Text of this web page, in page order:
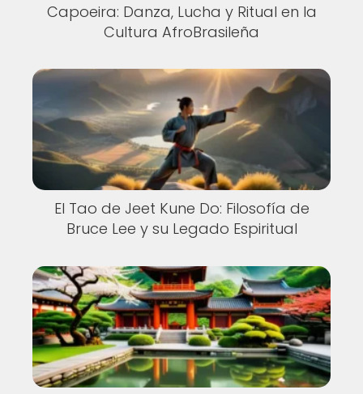
Capoeira: Danza, Lucha y Ritual en la
Cultura AfroBrasileña
El Tao de Jeet Kune Do: Filosofía de
Bruce Lee y su Legado Espiritual